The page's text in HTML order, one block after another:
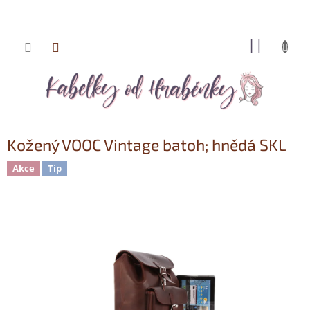
Přejít
Kožený VOOC Vintage batoh; hnědá SKL
Akce Tip